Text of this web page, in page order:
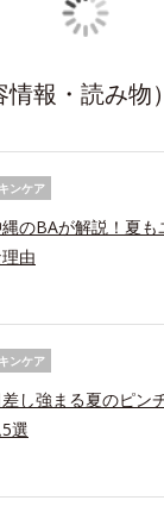
報・読み物）
ンケア
のBAが解説！夏
由
ンケア
差し強まる夏のピン
5選